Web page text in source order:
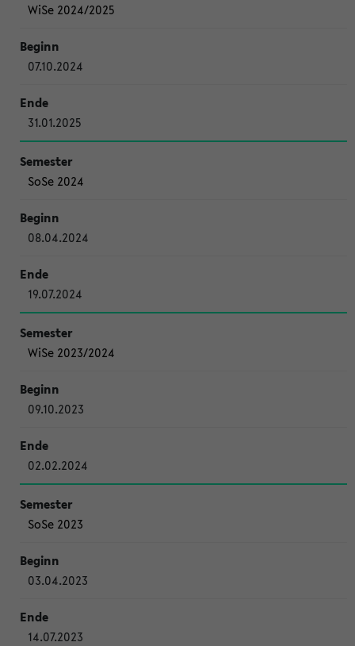
WiSe 2024/2025
07.10.2024
31.01.2025
SoSe 2024
08.04.2024
19.07.2024
WiSe 2023/2024
09.10.2023
02.02.2024
SoSe 2023
03.04.2023
14.07.2023